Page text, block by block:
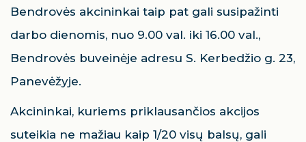
Bendrovės akcininkai taip pat gali susipažinti
darbo dienomis, nuo 9.00 val. iki 16.00 val.,
Bendrovės buveinėje adresu S. Kerbedžio g. 23,
Panevėžyje.
Akcininkai, kuriems priklausančios akcijos
suteikia ne mažiau kaip 1/20 visų balsų, gali